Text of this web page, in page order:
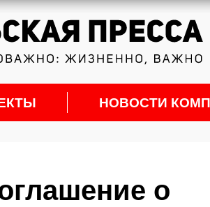
НОВОСТИ
о